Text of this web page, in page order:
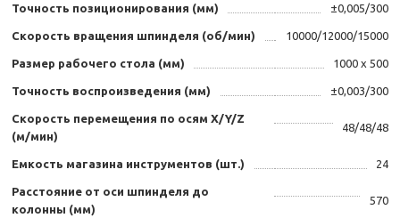
Точность позиционирования (мм) ±0,005/300
Скорость вращения шпинделя (об/мин) 10000/12000/15000
Размер рабочего стола (мм) 1000 х 500
Точность воспроизведения (мм) ±0,003/300
Скорость перемещения по осям X/Y/Z
(м/мин)
48/48/48
Емкость магазина инструментов (шт.) 24
Расстояние от оси шпинделя до
колонны (мм)
570